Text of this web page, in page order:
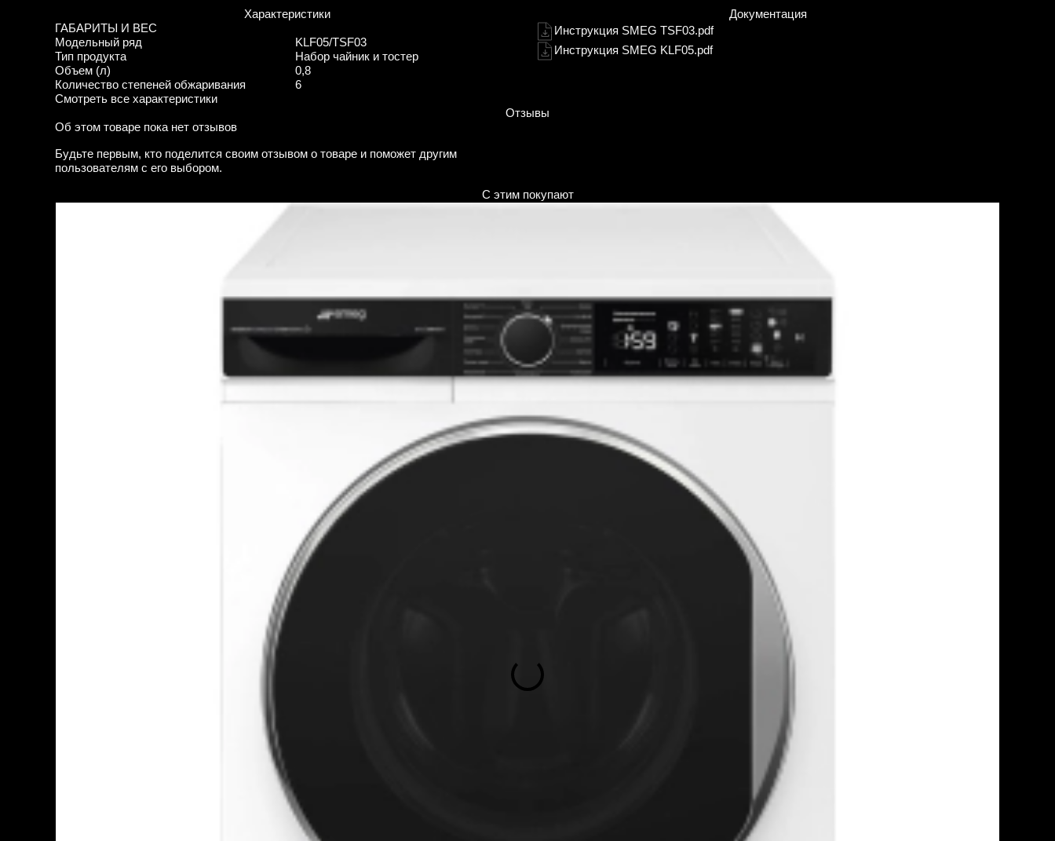
Характеристики
ГАБАРИТЫ И ВЕС
Модельный ряд
KLF05/TSF03
Тип продукта
Набор чайник и тостер
Объем (л)
0,8
Количество степеней обжаривания
6
Смотреть все характеристики
Документация
Инструкция SMEG TSF03.pdf
Инструкция SMEG KLF05.pdf
Отзывы
Об этом товаре пока нет отзывов
Будьте первым, кто поделится своим отзывом о товаре и поможет другим
пользователям с его выбором.
С этим покупают